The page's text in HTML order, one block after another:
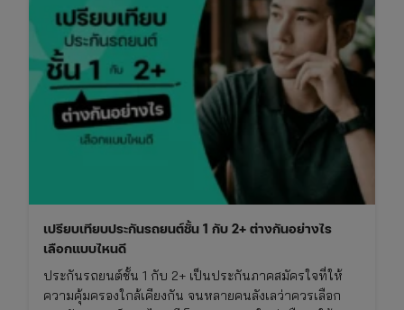
เปรียบเทียบประกันรถยนต์ชั้น 1 กับ 2+ ต่างกันอย่างไร
เลือกแบบไหนดี
ประกันรถยนต์ชั้น 1 กับ 2+ เป็นประกันภาคสมัครใจที่ให้
ความคุ้มครองใกล้เคียงกัน จนหลายคนลังเลว่าควรเลือก